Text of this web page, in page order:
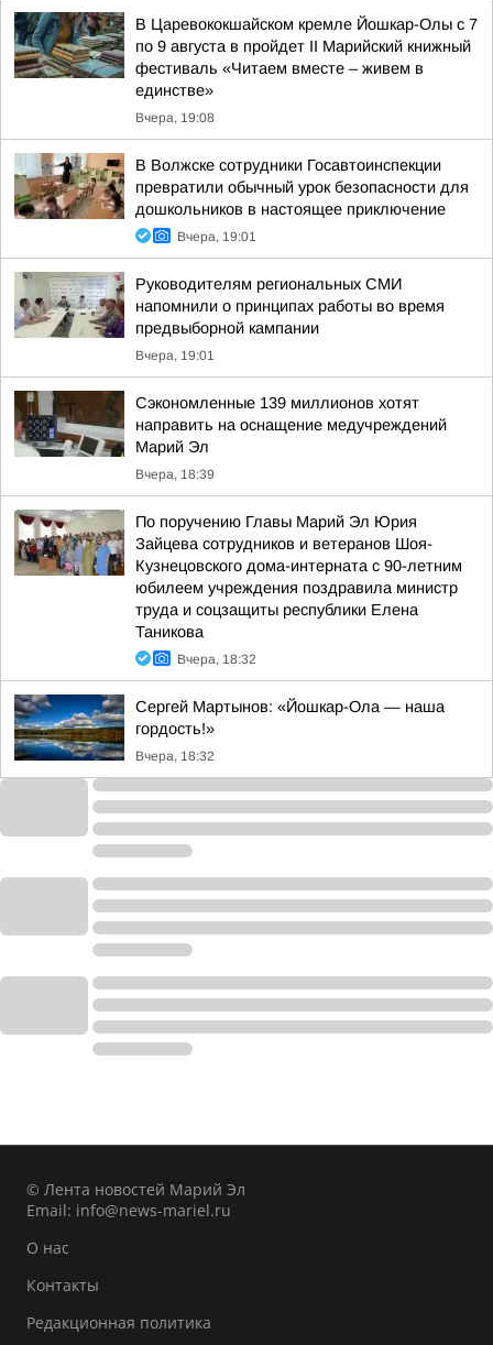
В Царевококшайском кремле Йошкар-Олы с 7
по 9 августа в пройдет II Марийский книжный
фестиваль «Читаем вместе – живем в
единстве»
Вчера, 19:08
В Волжске сотрудники Госавтоинспекции
превратили обычный урок безопасности для
дошкольников в настоящее приключение
Вчера, 19:01
Руководителям региональных СМИ
напомнили о принципах работы во время
предвыборной кампании
Вчера, 19:01
Сэкономленные 139 миллионов хотят
направить на оснащение медучреждений
Марий Эл
Вчера, 18:39
По поручению Главы Марий Эл Юрия
Зайцева сотрудников и ветеранов Шоя-
Кузнецовского дома-интерната с 90-летним
юбилеем учреждения поздравила министр
труда и соцзащиты республики Елена
Таникова
Вчера, 18:32
Сергей Мартынов: «Йошкар-Ола — наша
гордость!»
Вчера, 18:32
© Лента новостей Марий Эл
Email: info@news-mariel.ru
О нас
Контакты
Редакционная политика